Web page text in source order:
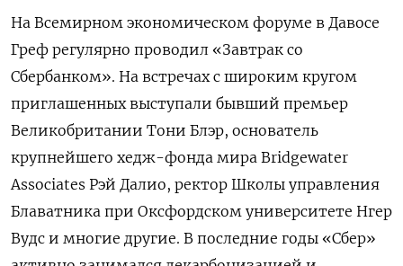
На Всемирном экономическом форуме в Давосе
Греф регулярно проводил «Завтрак со
Сбербанком». На встречах с широким кругом
приглашенных выступали бывший премьер
Великобритании Тони Блэр, основатель
крупнейшего хедж-фонда мира Bridgewater
Associates Рэй Далио, ректор Школы управления
Блаватника при Оксфордском университете Нгер
Вудс и многие другие. В последние годы «Сбер»